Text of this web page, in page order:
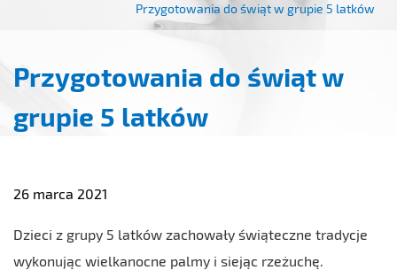
Przygotowania do świąt w grupie 5 latków
Przygotowania do świąt w
grupie 5 latków
26 marca 2021
Dzieci z grupy 5 latków zachowały świąteczne tradycje
wykonując wielkanocne palmy i siejąc rzeżuchę.